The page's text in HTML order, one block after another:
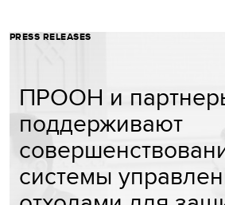
PRESS RELEASES
ПРООН и
поддерживают
системы